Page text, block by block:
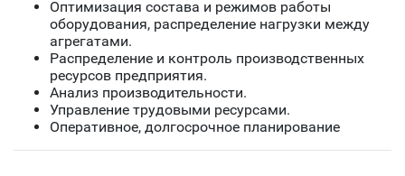
Оптимизация состава и режимов работы
оборудования, распределение нагрузки между
агрегатами.
Распределение и контроль производственных
ресурсов предприятия.
Анализ производительности.
Управление трудовыми ресурсами.
Оперативное, долгосрочное планирование